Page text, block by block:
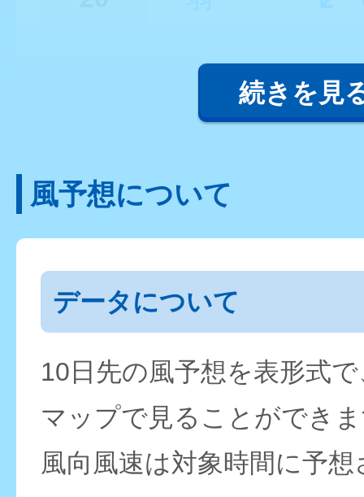
続きを見
風予想について
データについて
10日先の風予想を表形式
マップで見ることができ
風向風速は対象時間に予